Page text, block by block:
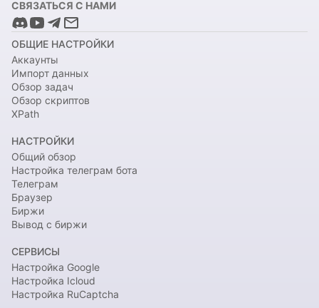
СВЯЗАТЬСЯ С НАМИ
ОБЩИЕ НАСТРОЙКИ
Аккаунты
Импорт данных
Обзор задач
Обзор скриптов
XPath
НАСТРОЙКИ
Общий обзор
Настройка телеграм бота
Телеграм
Браузер
Биржи
Вывод с биржи
СЕРВИСЫ
Настройка Google
Настройка Icloud
Настройка RuCaptcha